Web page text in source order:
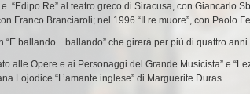
e “Edipo Re” al teatro greco di Siracusa, con Giancarlo
Franco Branciaroli; nel 1996 “ Il re muore”, con Paolo
“E ballando…ballando” che girerà per più di quattro anni.
alle Opere e ai Personaggi del Grande Musicista” e “
Lojodice “L’amante inglese” di Marguerite Duras.